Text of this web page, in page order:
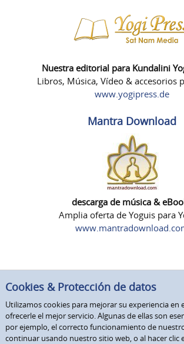
Nuestra editorial para Kundalini
Libros, Música, Vídeo & accesorios
www.yogipress.de
Mantra Download
descarga de música &
Amplia oferta de Yoguis para
Cookies & Protección de datos
Utilizamos cookies para mejorar su experiencia en
ofrecerle el mejor servicio. Algunas de ellas son
por ejemplo, el correcto funcionamiento de
continuar usando nuestro sitio web, o al hacer clic